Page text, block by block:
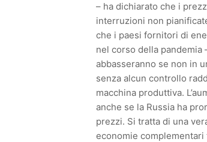
– ha dichiarato che i
interruzioni non
che i paesi fornitori di
nel corso della
abbasseranno se non in
senza alcun controllo
macchina produttiva.
anche se la Russia ha
prezzi. Si tratta di una
economie complementari